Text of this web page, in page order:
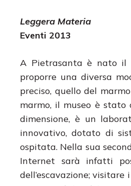
Leggera Materia
Eventi 2013
A Pietrasanta è nato il
proporre una diversa
preciso, quello del
marmo, il museo è
dimensione, è un
innovativo, dotato di
ospitata. Nella sua
Internet sarà infatti
dell’escavazione;